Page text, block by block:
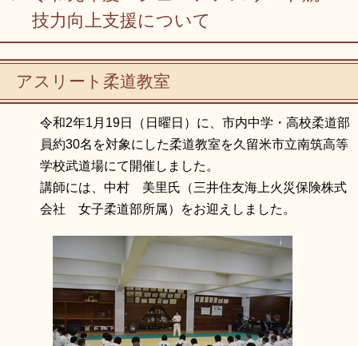
RSS プライバシーポリシー
閉じる
技力向上支援について
アスリート柔道教室
令和2年1月19日（日曜日）に、市内中学・高校柔道部
員約30名を対象にした柔道教室を久留米市立南筑高等
学校武道場にて開催しました。
講師には、中村 美里氏（三井住友海上火災保険株式
会社 女子柔道部所属）をお迎えしました。